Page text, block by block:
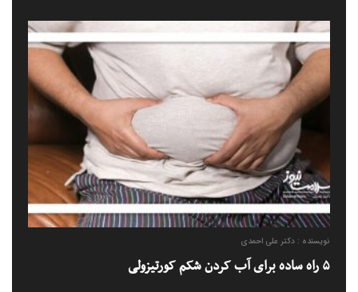
نویسنده : دکتر علی احمدی
۵ راه ساده برای آب کردن شکم کورتیزولی